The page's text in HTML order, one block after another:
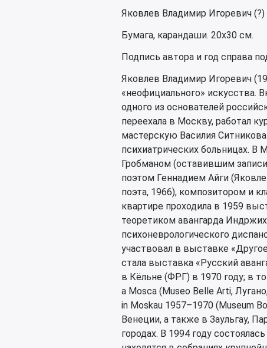
Яковлев Владимир Игоревич
Бумага, карандаши. 20х30 см.
Подпись автора и год справа
Яковлев Владимир Игоревич
«неофициального» искусства.
одного из основателей
переехала в Москву, работал
мастерскую Василия
психиатрических больницах.
Гробманом (оставившим
поэтом Геннадием Айги
поэта, 1966), композитором и
квартире проходила в 1959
теоретиком авангарда
психоневрологического
участвовал в выставке
стала выставка «Русский
в Кёльне (ФРГ) в 1970 году; в
a Mosca (Museo Belle Arti,
in Moskau 1957–1970 (Museum
Венеции, а также в Заульгау,
городах. В 1994 году